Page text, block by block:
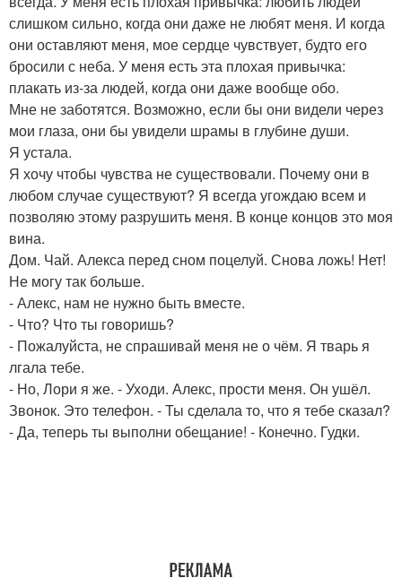
слишком сильно, когда они даже не любят меня. И когда
они оставляют меня, мое сердце чувствует, будто его
бросили с неба. У меня есть эта плохая привычка:
плакать из-за людей, когда они даже вообще обо.
Мне не заботятся. Возможно, если бы они видели через
мои глаза, они бы увидели шрамы в глубине души.
Я устала.
Я хочу чтобы чувства не существовали. Почему они в
любом случае существуют? Я всегда угождаю всем и
позволяю этому разрушить меня. В конце концов это моя
вина.
Дом. Чай. Алекса перед сном поцелуй. Снова ложь! Нет!
Не могу так больше.
- Алекс, нам не нужно быть вместе.
- Что? Что ты говоришь?
- Пожалуйста, не спрашивай меня не о чём. Я тварь я
лгала тебе.
- Но, Лори я же. - Уходи. Алекс, прости меня. Он ушёл.
Звонок. Это телефон. - Ты сделала то, что я тебе сказал?
- Да, теперь ты выполни обещание! - Конечно. Гудки.